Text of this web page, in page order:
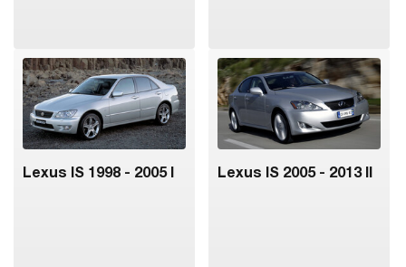
Lexus IS 1998 - 2005 I Lexus IS 2005 - 2013 II